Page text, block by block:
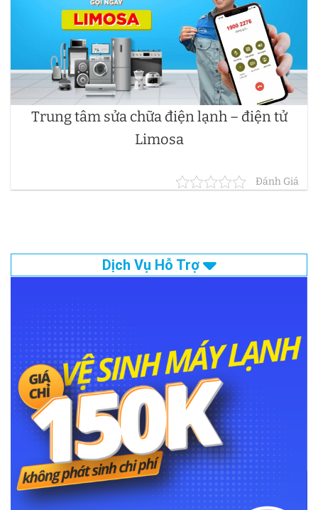
Trung tâm sửa chữa điện lạnh – điện tử
Limosa
Đánh Giá
Dịch Vụ Hỗ Trợ